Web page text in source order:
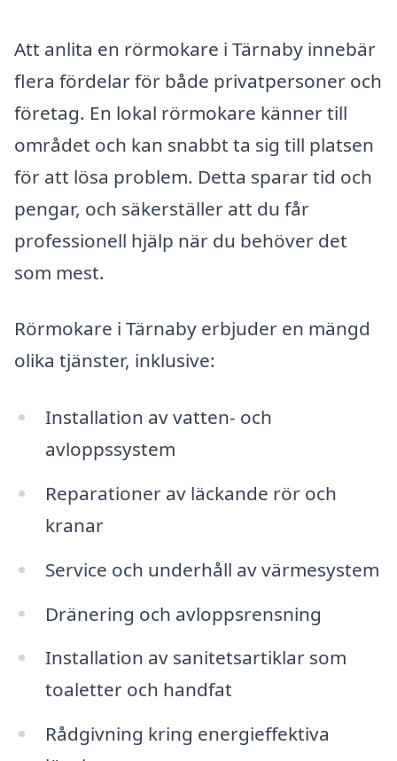
Att anlita en rörmokare i Tärnaby innebär
flera fördelar för både privatpersoner och
företag. En lokal rörmokare känner till
området och kan snabbt ta sig till platsen
för att lösa problem. Detta sparar tid och
pengar, och säkerställer att du får
professionell hjälp när du behöver det
som mest.
Rörmokare i Tärnaby erbjuder en mängd
olika tjänster, inklusive:
Installation av vatten- och
avloppssystem
Reparationer av läckande rör och
kranar
Service och underhåll av värmesystem
Dränering och avloppsrensning
Installation av sanitetsartiklar som
toaletter och handfat
Rådgivning kring energieffektiva